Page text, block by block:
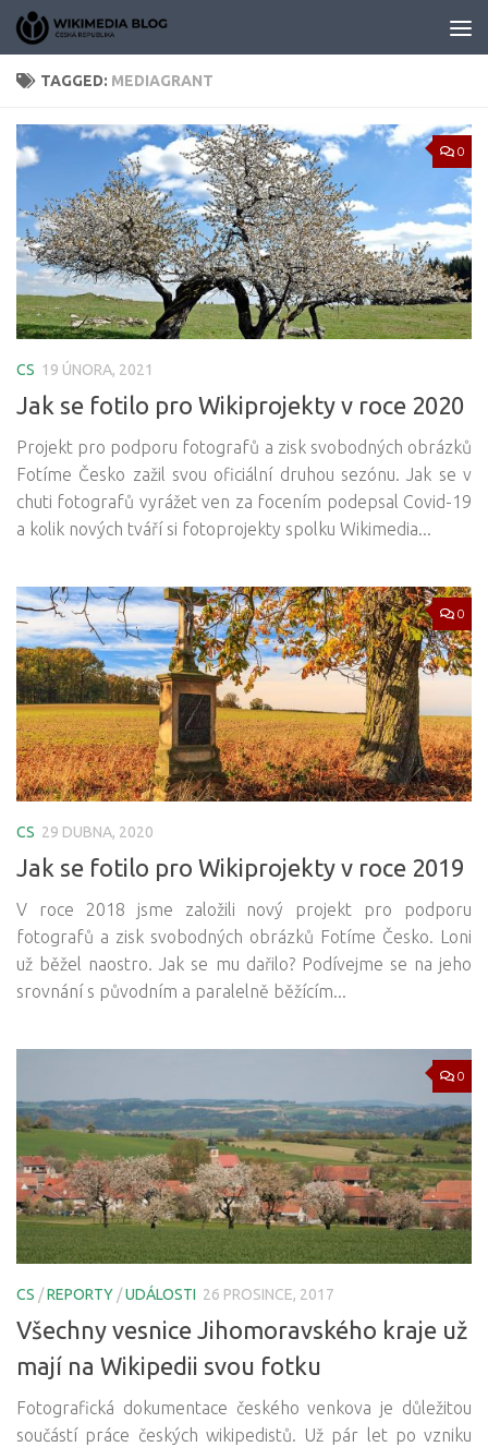
Skip to content
TAGGED: MEDIAGRANT
0
CS 19 ÚNORA, 2021
Jak se fotilo pro Wikiprojekty v roce 2020
Projekt pro podporu fotografů a zisk svobodných obrázků
Fotíme Česko zažil svou oficiální druhou sezónu. Jak se v
chuti fotografů vyrážet ven za focením podepsal Covid-19
a kolik nových tváří si fotoprojekty spolku Wikimedia...
0
CS 29 DUBNA, 2020
Jak se fotilo pro Wikiprojekty v roce 2019
V roce 2018 jsme založili nový projekt pro podporu
fotografů a zisk svobodných obrázků Fotíme Česko. Loni
už běžel naostro. Jak se mu dařilo? Podívejme se na jeho
srovnání s původním a paralelně běžícím...
0
CS /REPORTY /UDÁLOSTI 26 PROSINCE, 2017
Všechny vesnice Jihomoravského kraje už
mají na Wikipedii svou fotku
Fotografická dokumentace českého venkova je důležitou
součástí práce českých wikipedistů. Už pár let po vzniku